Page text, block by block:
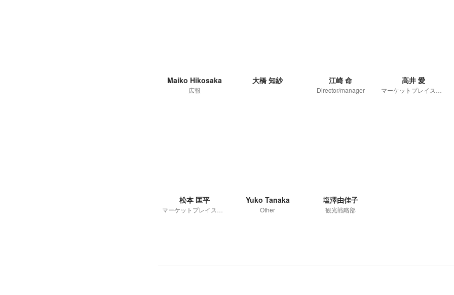
Maiko Hikosaka
広報
大橋 知紗 江崎 命
Director/manager
高井 愛
松本 匡平 Yuko Tanaka
Other
塩澤由佳子
観光戦略部